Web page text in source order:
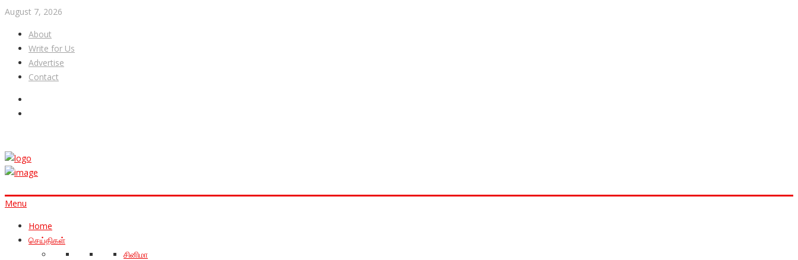
August 7, 2026
About
Write for Us
Advertise
Contact
Menu
Home
செய்திகள்
சினிமா